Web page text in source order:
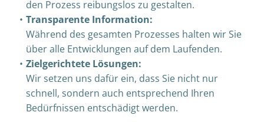
den Prozess reibungslos zu gestalten.
Transparente Information:
Während des gesamten Prozesses halten wir Sie
über alle Entwicklungen auf dem Laufenden.
Zielgerichtete Lösungen:
Wir setzen uns dafür ein, dass Sie nicht nur
schnell, sondern auch entsprechend Ihren
Bedürfnissen entschädigt werden.